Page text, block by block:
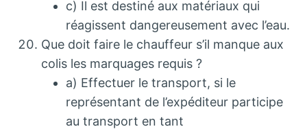
c) Il est destiné aux matériaux qui
réagissent dangereusement avec l’eau.
Que doit faire le chauffeur s’il manque aux
colis les marquages requis ?
a) Effectuer le transport, si le
représentant de l’expéditeur participe
au transport en tant